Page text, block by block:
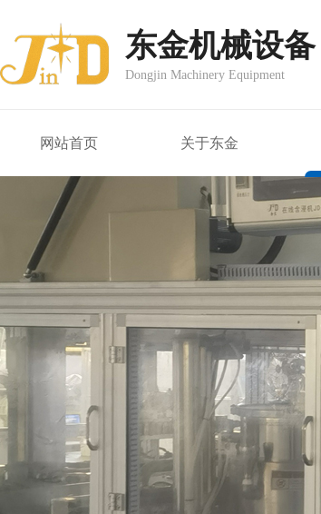
东金机械设备
Dongjin Machinery Equipment
网站首页 关于东金